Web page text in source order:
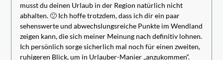
musst du deinen Urlaub in der Region natürlich nicht
abhalten. 🙂 Ich hoffe trotzdem, dass ich dir ein paar
sehenswerte und abwechslungsreiche Punkte im Wendland
zeigen kann, die sich meiner Meinung nach definitiv lohnen.
Ich persönlich sorge sicherlich mal noch für einen zweiten,
ruhigeren Blick, um in Urlauber-Manier „anzukommen“.